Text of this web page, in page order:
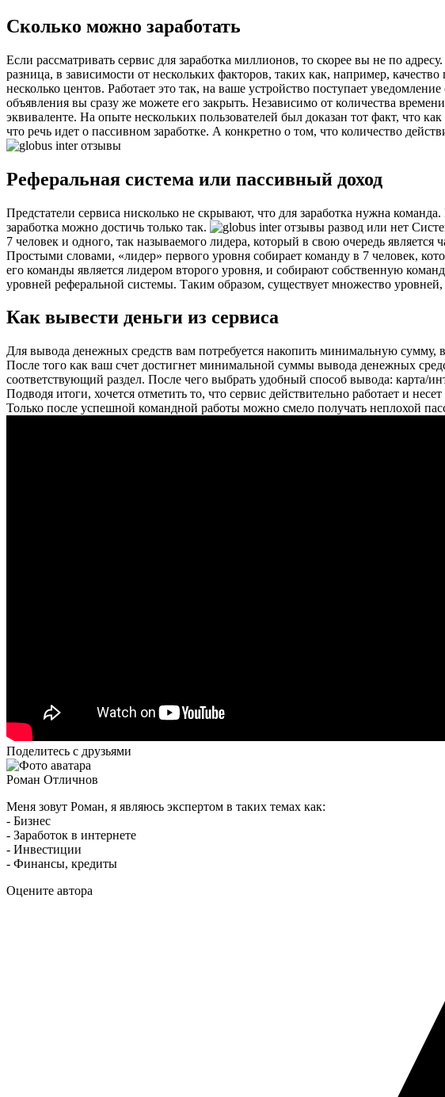
Сколько можно заработать
Если рассматривать сервис для заработка миллионов, то скорее вы не по
разница, в зависимости от нескольких факторов, таких как, например,
несколько центов. Работает это так, на ваше устройство поступает
объявления вы сразу же можете его закрыть. Независимо от количества
эквиваленте. На опыте нескольких пользователей был доказан тот факт, что
что речь идет о пассивном заработке. А конкретно о том, что количество
Реферальная система или пассивный доход
Предстатели сервиса нисколько не скрывают, что для заработка нужна
заработка можно достичь только так.
7 человек и одного, так называемого лидера, который в свою очередь
Простыми словами, «лидер» первого уровня собирает команду в 7 человек,
его команды является лидером второго уровня, и собирают собственную
уровней реферальной системы. Таким образом, существует множество
Как вывести деньги из сервиса
Для вывода денежных средств вам потребуется накопить минимальную сумму,
После того как ваш счет достигнет минимальной суммы вывода денежных
соответствующий раздел. После чего выбрать удобный способ вывода: карта/
Подводя итоги, хочется отметить то, что сервис действительно работает и
Только после успешной командной работы можно смело получать неплохой
Поделитесь с друзьями
Роман Отличнов
Меня зовут Роман, я являюсь экспертом в таких темах как:
- Бизнес
- Заработок в интернете
- Инвестиции
- Финансы, кредиты
Оцените автора